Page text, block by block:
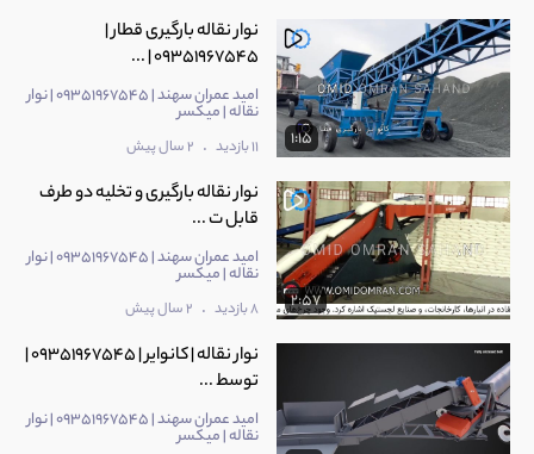
1:15
نوار نقاله بارگیری قطار |
09351967545 | ...
امید عمران سهند | 09351967545 | نوار
نقاله | میکسر
11 بازدید . 2 سال پیش
2:57
نوار نقاله بارگیری و تخلیه دو طرف
قابل ت ...
امید عمران سهند | 09351967545 | نوار
نقاله | میکسر
8 بازدید . 2 سال پیش
نوار نقاله | کانوایر | 09351967545 |
توسط ...
امید عمران سهند | 09351967545 | نوار
نقاله | میکسر